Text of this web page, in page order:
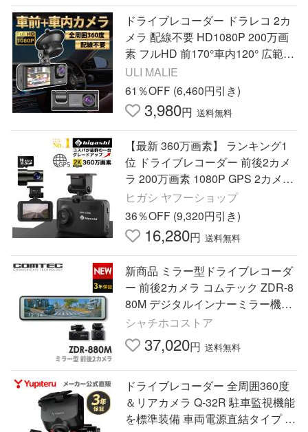
ドライブレコーダー ドラレコ 2カ
メラ 配線不要 HD1080P 200万画
素 フルHD 前170°車内120° 広範囲
ループ録画 日本語説明書付き
ULI MALIE
61％OFF (6,460円引き)
3,980円 送料無料
【最新 360万画素】 ランキング1
位 ドライブレコーダー 前後2カメ
ラ 200万画素 1080P GPS 2カメラ
ホワイトデー母の日 父の日 HDR-
W200L 爆買
ヒガシ ヤフーショップ
36％OFF (9,320円引き)
16,280円 送料無料
新商品 ミラー型ドライブレコーダ
ー 前後2カメラ コムテック ZDR-8
80M デジタルインナーミラー機能
搭載 3年保証 ノイズ対策済 前後20
0万画素 フルHD高画質 常時
シャチホコストア
37,020円 送料無料
ドライブレコーダー 全周囲360度
＆リアカメラ Q-32R 駐車監視機能
を標準装備 車両電源直結タイプ ユ